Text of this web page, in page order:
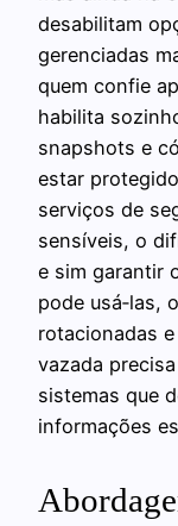
desabilitam
gerenciadas
quem confie
habilita
snapshots e
estar
serviços de
sensíveis, o
e sim garantir
pode usá‑las,
rotacionadas
vazada
sistemas que
informações